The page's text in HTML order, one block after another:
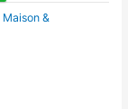
Maison &